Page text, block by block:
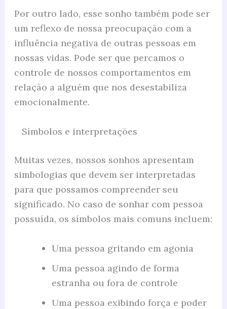
Por outro lado, esse sonho também pode ser
um reflexo de nossa preocupação com a
influência negativa de outras pessoas em
nossas vidas. Pode ser que percamos o
controle de nossos comportamentos em
relação a alguém que nos desestabiliza
emocionalmente.
Símbolos e interpretações
Muitas vezes, nossos sonhos apresentam
simbologias que devem ser interpretadas
para que possamos compreender seu
significado. No caso de sonhar com pessoa
possuída, os símbolos mais comuns incluem:
Uma pessoa gritando em agonia
Uma pessoa agindo de forma
estranha ou fora de controle
Uma pessoa exibindo força e poder